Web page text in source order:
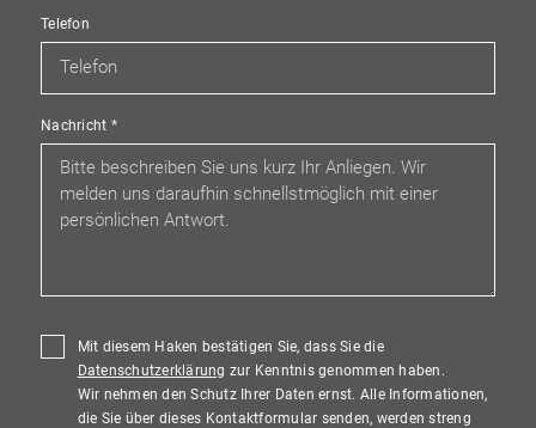
Telefon
Nachricht *
Mit diesem Haken bestätigen Sie, dass Sie die
Datenschutzerklärung zur Kenntnis genommen haben.
Wir nehmen den Schutz Ihrer Daten ernst. Alle Informationen,
die Sie über dieses Kontaktformular senden, werden streng